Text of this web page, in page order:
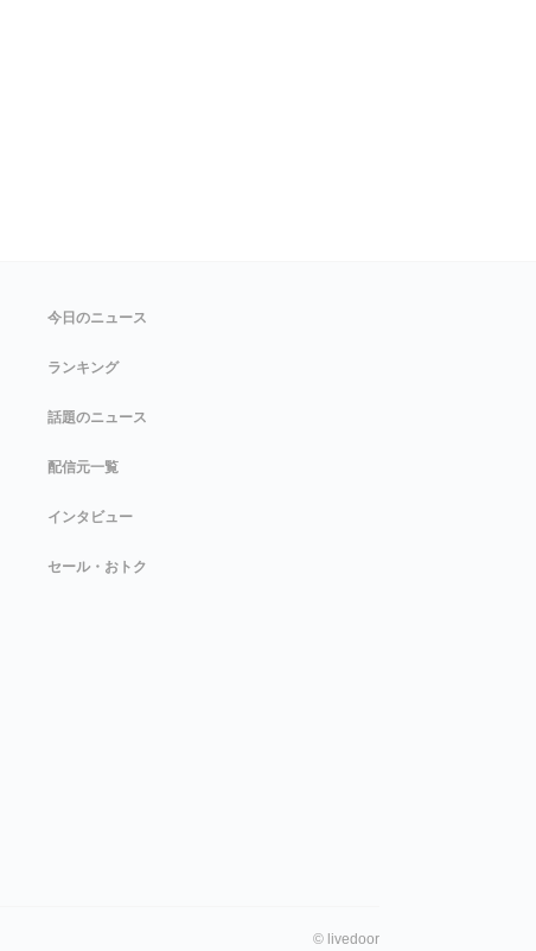
今日のニュース
ランキング
話題のニュース
配信元一覧
インタビュー
セール・おトク
© livedoor